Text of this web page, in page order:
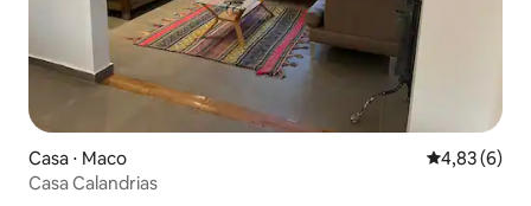
Casa ⋅ Maco 4,83 de uma
4,83 (6)
Casa Calandrias